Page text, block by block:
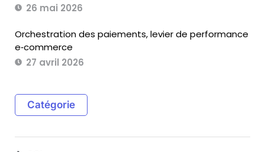
26 mai 2026
Orchestration des paiements, levier de performance
e‑commerce
27 avril 2026
Catégorie